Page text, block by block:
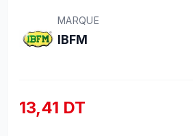
MARQUE
IBFM
13,41 DT